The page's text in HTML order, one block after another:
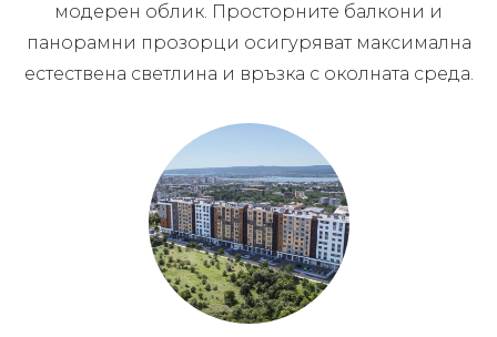
модерен облик. Просторните балкони и
панорамни прозорци осигуряват максимална
естествена светлина и връзка с околната среда.